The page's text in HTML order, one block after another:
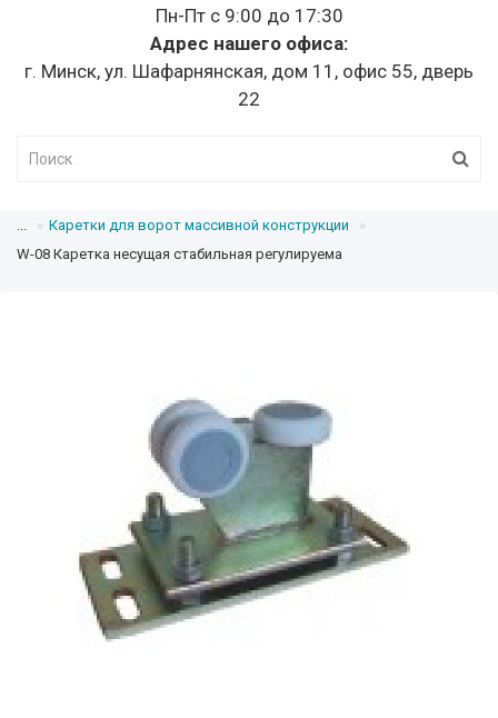
Пн-Пт с 9:00 до 17:30
Адрес нашего офиса:
г. Минск, ул. Шафарнянская, дом 11, офис 55, дверь
22
Каретки для ворот массивной конструкции
W-08 Каретка несущая стабильная регулируема